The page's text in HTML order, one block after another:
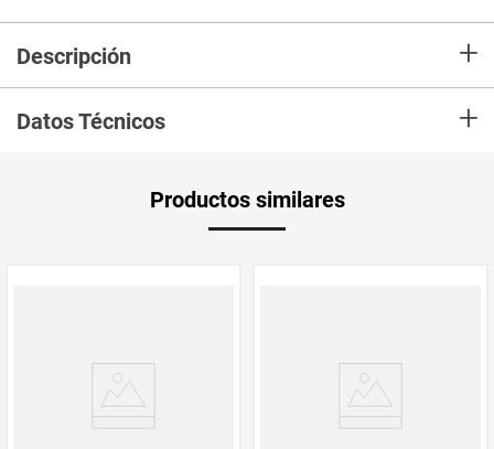
Descripción +
Datos Técnicos +
PUM - Unidad
de Medida
Productos similares